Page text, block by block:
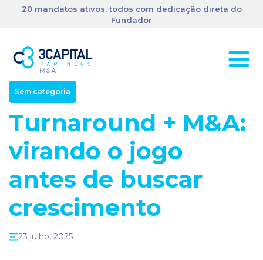
20 mandatos ativos, todos com dedicação direta do
Fundador
Sem categoria
Turnaround + M&A:
virando o jogo
antes de buscar
crescimento
23 julho, 2025